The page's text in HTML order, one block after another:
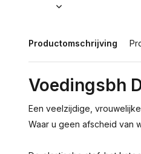
Productomschrijving
Voedingsbh
Een veelzijdige,
Waar u geen afscheid van